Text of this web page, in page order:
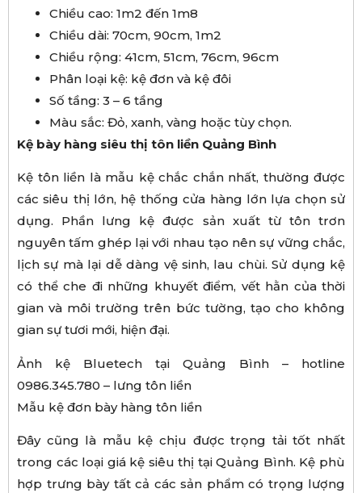
Chiều cao: 1m2 đến 1m8
Chiều dài: 70cm, 90cm, 1m2
Chiều rộng: 41cm, 51cm, 76cm, 96cm
Phân loại kệ: kệ đơn và kệ đôi
Số tầng: 3 – 6 tầng
Màu sắc: Đỏ, xanh, vàng hoặc tùy chọn.
Kệ bày hàng siêu thị tôn liền Quảng Bình
Kệ tôn liền là mẫu kệ chắc chắn nhất, thường được
các siêu thị lớn, hệ thống cửa hàng lớn lựa chọn sử
dụng. Phần lưng kệ được sản xuất từ tôn trơn
nguyên tấm ghép lại với nhau tạo nên sự vững chắc,
lịch sự mà lại dễ dàng vệ sinh, lau chùi. Sử dụng kệ
có thể che đi những khuyết điểm, vết hằn của thời
gian và môi trường trên bức tường, tạo cho không
gian sự tươi mới, hiện đại.
Ảnh kệ Bluetech tại Quảng Bình – hotline
0986.345.780 – lưng tôn liền
Mẫu kệ đơn bày hàng tôn liền
Đây cũng là mẫu kệ chịu được trọng tải tốt nhất
trong các loại giá kệ siêu thị tại Quảng Bình. Kệ phù
hợp trưng bày tất cả các sản phẩm có trọng lượng